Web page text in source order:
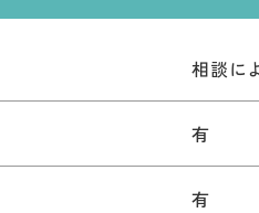
相談に
有
有